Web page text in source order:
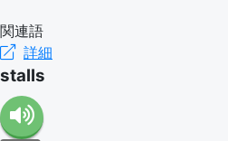
関連語
詳細
stalls